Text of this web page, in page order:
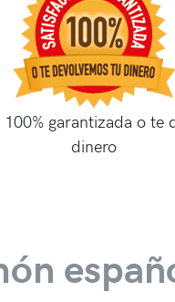
garantizada o te
dinero